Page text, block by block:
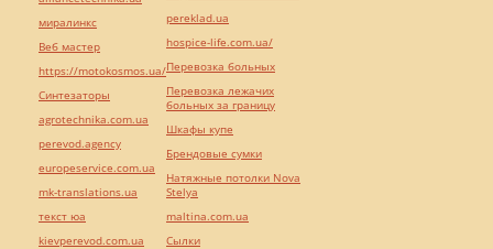
миралинкс
Веб мастер
https://motokosmos.ua/
Синтезаторы
agrotechnika.com.ua
perevod.agency
europeservice.com.ua
mk-translations.ua
текст юа
kievperevod.com.ua
pereklad.ua
hospice-life.com.ua/
Перевозка больных
Перевозка лежачих
больных за границу
Шкафы купе
Брендовые сумки
Натяжные потолки Nova
Stelya
maltina.com.ua
Cылки